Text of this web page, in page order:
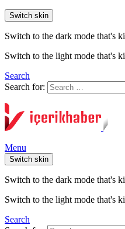
Switch skin
Switch to the dark mode that's
Switch to the light mode that's
Search
Search for:
Menu
Switch skin
Switch to the dark mode that's
Switch to the light mode that's
Search